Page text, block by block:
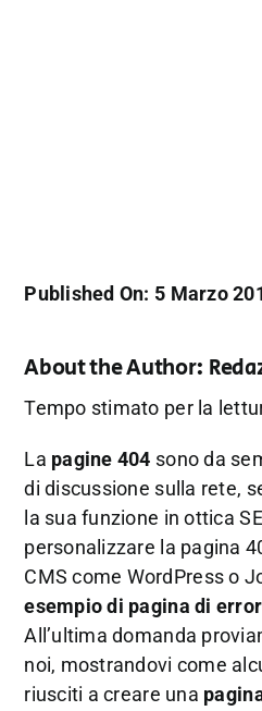
Published On: 5 Marzo
About the Author:
Tempo stimato per la
La pagine 404 sono da
di discussione sulla rete,
la sua funzione in ottica
personalizzare la pagina
CMS come WordPress o
esempio di pagina di
All’ultima domanda
noi, mostrandovi come
riusciti a creare una